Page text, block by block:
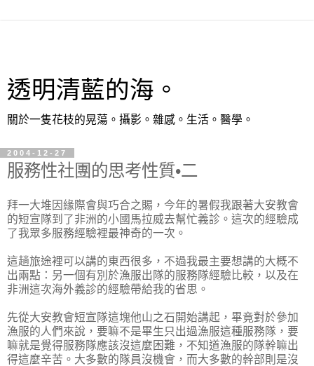
透明清藍的海。
關於一隻花枝的晃蕩。攝影。雜感。生活。醫學。
2004-12-27
服務性社團的思考性質•二
拜一大堆因緣際會與巧合之賜，今年的暑假我跟著大安教會
的短宣隊到了非洲的小國馬拉威去幫忙義診。這次的經驗成
了我眾多服務經驗裡最神奇的一次。
這趟旅途裡可以講的東西很多，不過我最主要想講的大概不
出兩點：另一個有別於漁服出隊的服務隊經驗比較，以及在
非洲這次海外義診的經驗帶給我的省思。
先從大安教會短宣隊這塊他山之石開始講起，畢竟對於參加
漁服的人們來說，要嘛不是畢生只出過漁服這種服務隊，要
嘛就是覺得服務隊應該沒這麼困難，不知道漁服的隊幹嘛出
得這麼辛苦。大多數的隊員沒機會，而大多數的幹部則是沒